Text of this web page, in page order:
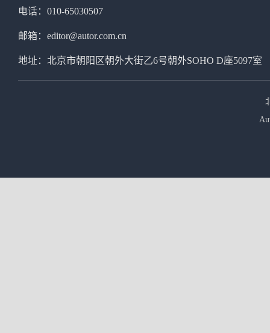
电话：010-65030507
邮箱：editor@autor.com.cn
地址：北京市朝阳区朝外大街乙6号朝外SOHO D座5097室